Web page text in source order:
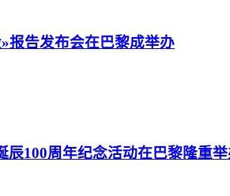
报告发布会在巴黎成举办
辰100周年纪念活动在巴黎隆重